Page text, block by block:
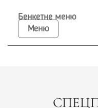
Бенкетне меню
Меню